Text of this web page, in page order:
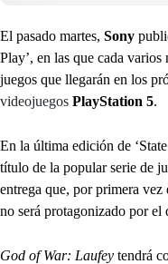
El pasado martes, Sony
Play’, en las que cada varios
juegos que llegarán en los
videojuegos PlayStation 5.
En la última edición de
título de la popular serie de
entrega que, por primera vez
no será protagonizado por el
God of War: Laufey tendrá